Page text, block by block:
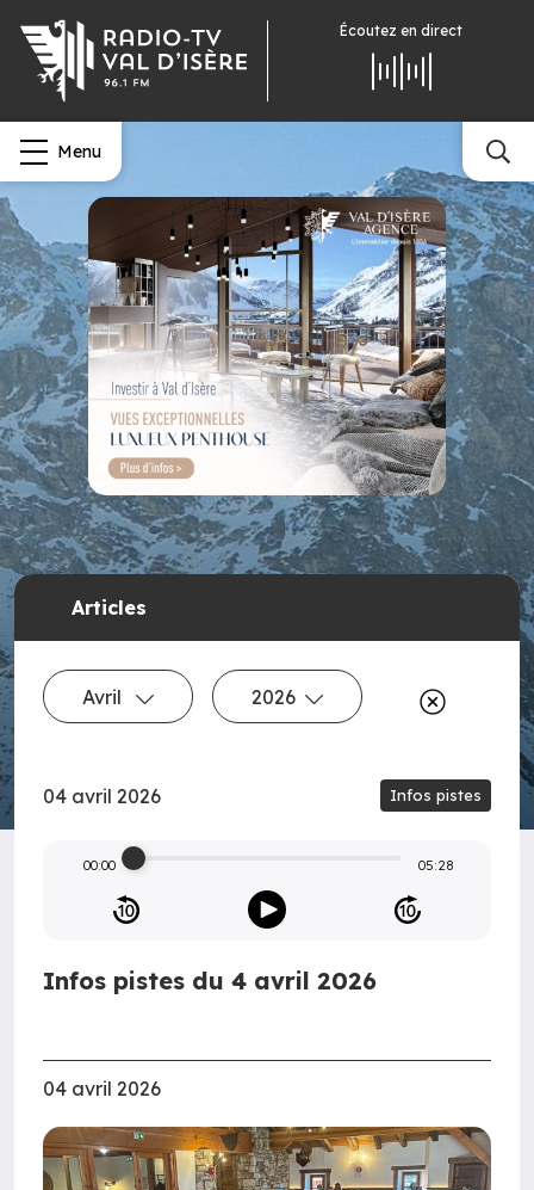
Écoutez en direct
Menu
Articles
Avril 2026
04 avril 2026 Infos pistes
00:00 05:28
Infos pistes du 4 avril 2026
04 avril 2026